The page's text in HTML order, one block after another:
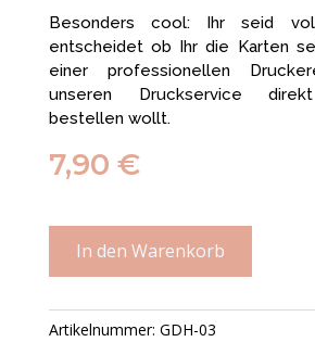
Besonders cool: Ihr seid
entscheidet ob Ihr die Karten
einer professionellen
unseren Druckservice
bestellen wollt.
7,90 €
In den Warenkorb
Artikelnummer: GDH-03